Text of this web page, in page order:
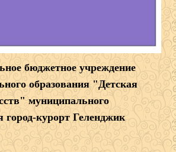
бюджетное учреждение
образования "Детская
муниципального
город-курорт Геленджик